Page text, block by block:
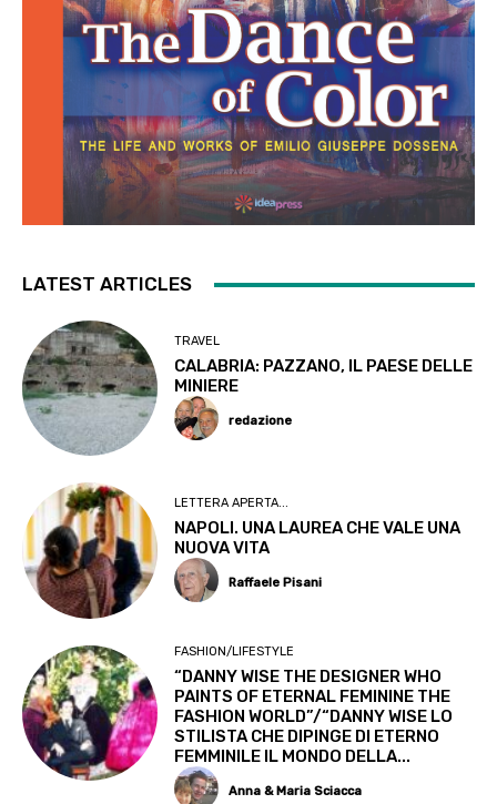
LATEST ARTICLES
TRAVEL
CALABRIA: PAZZANO, IL PAESE DELLE
MINIERE
redazione
LETTERA APERTA...
NAPOLI. UNA LAUREA CHE VALE UNA
NUOVA VITA
Raffaele Pisani
FASHION/LIFESTYLE
“DANNY WISE THE DESIGNER WHO
PAINTS OF ETERNAL FEMININE THE
FASHION WORLD”/“DANNY WISE LO
STILISTA CHE DIPINGE DI ETERNO
FEMMINILE IL MONDO DELLA...
Anna & Maria Sciacca